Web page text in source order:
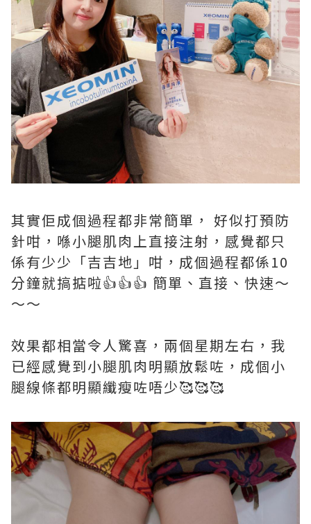
其實佢成個過程都非常簡單， 好似打預防
針咁，喺小腿肌肉上直接注射，感覺都只
係有少少「吉吉地」咁，成個過程都係10
分鐘就搞掂啦👍👍👍 簡單、直接、快速～
～～
效果都相當令人驚喜，兩個星期左右，我
已經感覺到小腿肌肉明顯放鬆咗，成個小
腿線條都明顯纖瘦咗唔少🥰🥰🥰